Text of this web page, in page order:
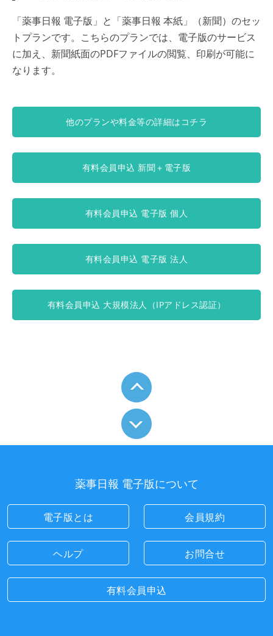
「薬事日報 電子版」と「薬事日報 本紙」（新聞）のセッ
トプランです。こちらのプランでは、電子版のサービス
に加え、新聞紙面のPDFファイルの閲覧、印刷が可能に
なります。
他のプランや料金等の詳細はコチラ
有料会員申込 新聞＋電子版
有料会員申込 電子版 個人
有料会員申込 電子版 法人
有料会員申込 大規模法人（IPアドレス認証）
薬事日報 電子版について
電子版とは 会員規約
ヘルプ お問合せ
有料会員申込